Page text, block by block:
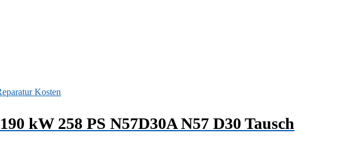
kW 258 PS N57D30A N57 D30 Tausch